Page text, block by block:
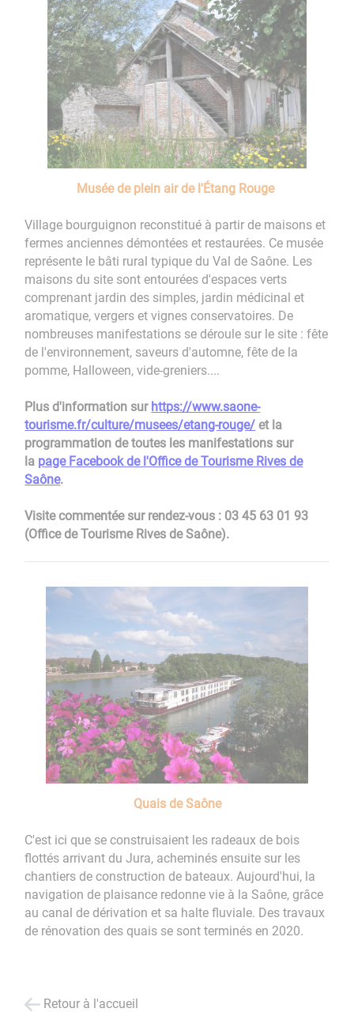
Musée de plein air de l'Étang Rouge
Village bourguignon reconstitué à partir de maisons et
fermes anciennes démontées et restaurées. Ce musée
représente le bâti rural typique du Val de Saône. Les
maisons du site sont entourées d'espaces verts
comprenant jardin des simples, jardin médicinal et
aromatique, vergers et vignes conservatoires. De
nombreuses manifestations se déroule sur le site : fête
de l'environnement, saveurs d'automne, fête de la
pomme, Halloween, vide-greniers....
Plus d'information sur https://www.saone-
tourisme.fr/culture/musees/etang-rouge/ et la
programmation de toutes les manifestations sur
la page Facebook de l'Office de Tourisme Rives de
Saône.
Visite commentée sur rendez-vous : 03 45 63 01 93
(Office de Tourisme Rives de Saône).
Quais de Saône
C'est ici que se construisaient les radeaux de bois
flottés arrivant du Jura, acheminés ensuite sur les
chantiers de construction de bateaux. Aujourd'hui, la
navigation de plaisance redonne vie à la Saône, grâce
au canal de dérivation et sa halte fluviale. Des travaux
de rénovation des quais se sont terminés en 2020.
Retour à l'accueil